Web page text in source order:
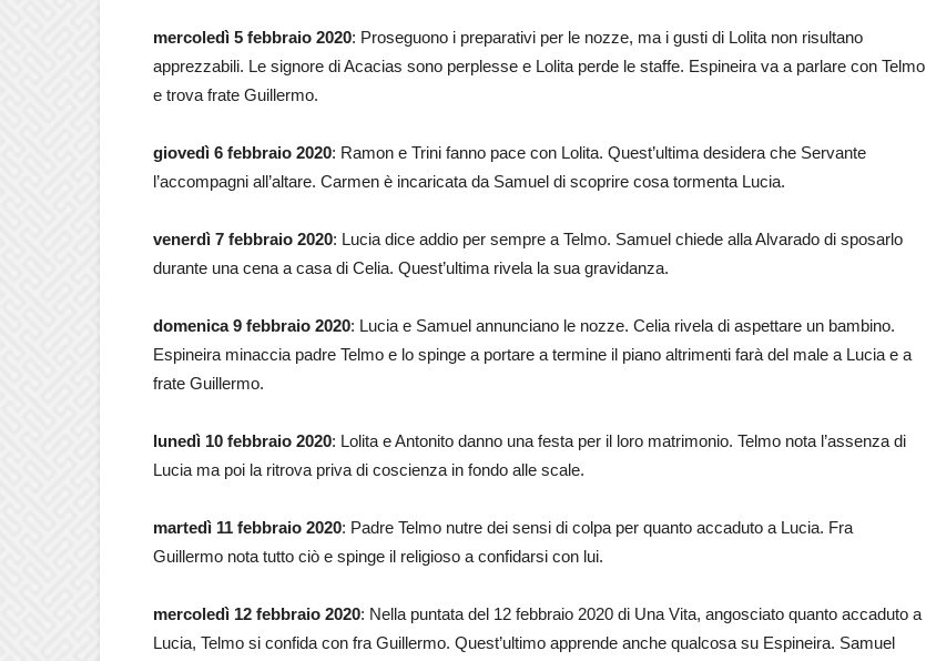
mercoledì 5 febbraio 2020: Proseguono i preparativi per le nozze, ma i gusti di Lolita non risultano
apprezzabili. Le signore di Acacias sono perplesse e Lolita perde le staffe. Espineira va a parlare con Telmo
e trova frate Guillermo.
giovedì 6 febbraio 2020: Ramon e Trini fanno pace con Lolita. Quest’ultima desidera che Servante
l’accompagni all’altare. Carmen è incaricata da Samuel di scoprire cosa tormenta Lucia.
venerdì 7 febbraio 2020: Lucia dice addio per sempre a Telmo. Samuel chiede alla Alvarado di sposarlo
durante una cena a casa di Celia. Quest’ultima rivela la sua gravidanza.
domenica 9 febbraio 2020: Lucia e Samuel annunciano le nozze. Celia rivela di aspettare un bambino.
Espineira minaccia padre Telmo e lo spinge a portare a termine il piano altrimenti farà del male a Lucia e a
frate Guillermo.
lunedì 10 febbraio 2020: Lolita e Antonito danno una festa per il loro matrimonio. Telmo nota l’assenza di
Lucia ma poi la ritrova priva di coscienza in fondo alle scale.
martedì 11 febbraio 2020: Padre Telmo nutre dei sensi di colpa per quanto accaduto a Lucia. Fra
Guillermo nota tutto ciò e spinge il religioso a confidarsi con lui.
mercoledì 12 febbraio 2020: Nella puntata del 12 febbraio 2020 di Una Vita, angosciato quanto accaduto a
Lucia, Telmo si confida con fra Guillermo. Quest’ultimo apprende anche qualcosa su Espineira. Samuel